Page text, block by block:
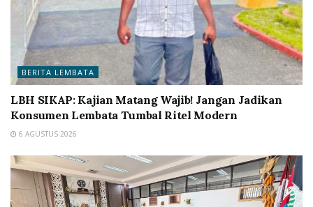
BERITA LEMBATA
LBH SIKAP: Kajian Matang Wajib! Jangan Jadikan
Konsumen Lembata Tumbal Ritel Modern
6 AGUSTUS 2026